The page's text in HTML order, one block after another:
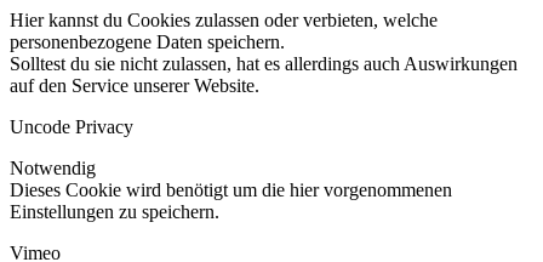
Hier kannst du Cookies zulassen oder verbieten, welche
personenbezogene Daten speichern.
Solltest du sie nicht zulassen, hat es allerdings auch Auswirkungen
auf den Service unserer Website.
Uncode Privacy
Notwendig
Dieses Cookie wird benötigt um die hier vorgenommenen
Einstellungen zu speichern.
Vimeo